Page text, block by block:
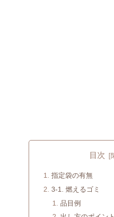
目次
指定袋の有無
3-1. 燃えるゴミ
品目例